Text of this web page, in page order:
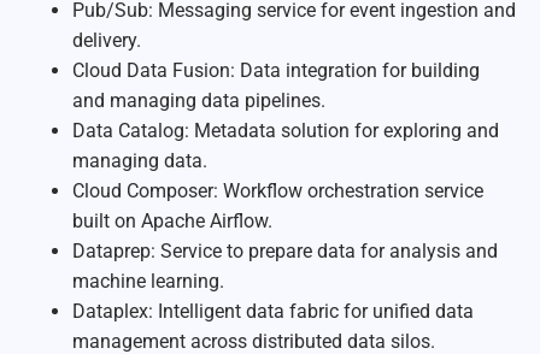
Pub/Sub: Messaging service for event ingestion and
delivery.
Cloud Data Fusion: Data integration for building
and managing data pipelines.
Data Catalog: Metadata solution for exploring and
managing data.
Cloud Composer: Workflow orchestration service
built on Apache Airflow.
Dataprep: Service to prepare data for analysis and
machine learning.
Dataplex: Intelligent data fabric for unified data
management across distributed data silos.